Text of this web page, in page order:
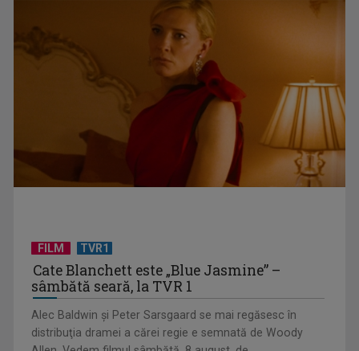
(P) Sandale elegante pentru fetițe: 10 modele pentru
evenimente speciale
(P) Finanțarea în rate pentru panouri fotovoltaice: cum
funcționează și ce ...
FILM TVR1
Cate Blanchett este „Blue Jasmine” –
sâmbătă seară, la TVR 1
Alec Baldwin şi Peter Sarsgaard se mai regăsesc în
distribuţia dramei a cărei regie e semnată de Woody